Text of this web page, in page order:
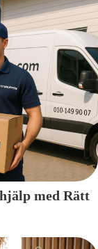
med Rätt